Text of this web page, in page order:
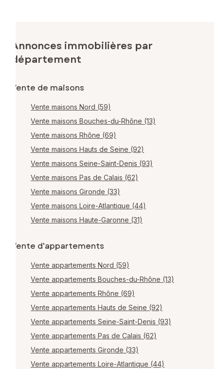
Annonces immobilières par
département
Vente de maisons
Vente maisons Nord (59)
Vente maisons Bouches-du-Rhône (13)
Vente maisons Rhône (69)
Vente maisons Hauts de Seine (92)
Vente maisons Seine-Saint-Denis (93)
Vente maisons Pas de Calais (62)
Vente maisons Gironde (33)
Vente maisons Loire-Atlantique (44)
Vente maisons Haute-Garonne (31)
Vente d'appartements
Vente appartements Nord (59)
Vente appartements Bouches-du-Rhône (13)
Vente appartements Rhône (69)
Vente appartements Hauts de Seine (92)
Vente appartements Seine-Saint-Denis (93)
Vente appartements Pas de Calais (62)
Vente appartements Gironde (33)
Vente appartements Loire-Atlantique (44)